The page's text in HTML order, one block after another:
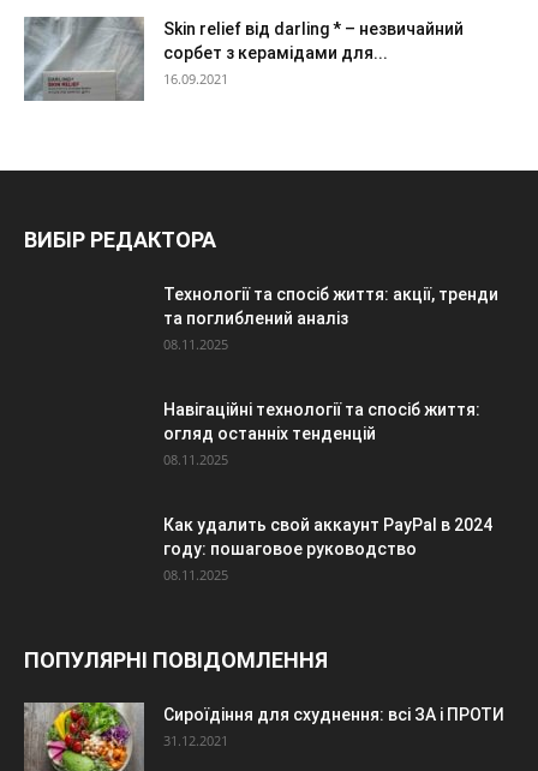
Skin relief від darling * – незвичайний
сорбет з керамідами для...
16.09.2021
ВИБІР РЕДАКТОРА
Технології та спосіб життя: акції, тренди
та поглиблений аналіз
08.11.2025
Навігаційні технології та спосіб життя:
огляд останніх тенденцій
08.11.2025
Как удалить свой аккаунт PayPal в 2024
году: пошаговое руководство
08.11.2025
ПОПУЛЯРНІ ПОВІДОМЛЕННЯ
Сироїдіння для схуднення: всі ЗА і ПРОТИ
31.12.2021